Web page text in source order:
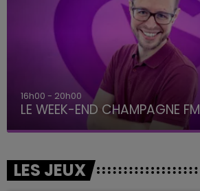
16h00 - 20h00
LE WEEK-END CHAMPAGNE FM
LES JEUX